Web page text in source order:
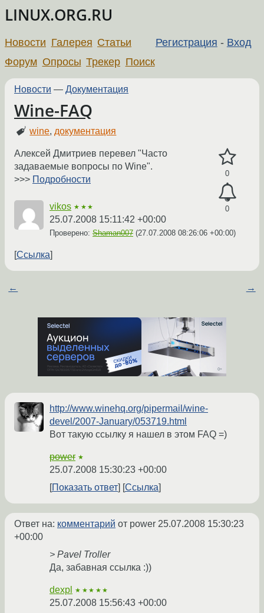
LINUX.ORG.RU
Регистрация - Вход
Новости Галерея Статьи
Форум Опросы Трекер Поиск
Новости — Документация
Wine-FAQ
wine,документация
0
0
Алексей Дмитриев перевел "Часто
задаваемые вопросы по Wine".
>>> Подробности
vikos ★★★
25.07.2008 15:11:42 +00:00
Проверено: Shaman007 (27.07.2008 08:26:06 +00:00)
Ссылка
← →
http://www.winehq.org/pipermail/wine-
devel/2007-January/053719.html
Вот такую ссылку я нашел в этом FAQ =)
power ★
25.07.2008 15:30:23 +00:00
Показать ответ
Ссылка
Ответ на: комментарий от power 25.07.2008 15:30:23
+00:00
> Pavel Troller
Да, забавная ссылка :))
dexpl ★★★★★
25.07.2008 15:56:43 +00:00